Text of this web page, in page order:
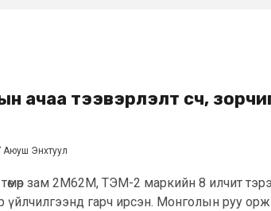
ачаа тээвэрлэлт өсч,
Аюуш Энхтуул
зам 2М62М, ТЭМ-2 маркийн 8 илчит
үйлчилгээнд гарч ирсэн. Монголын руу орж